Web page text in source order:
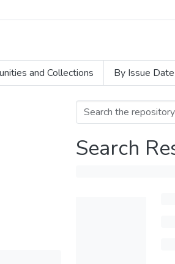
and Collections By Issue Date
Search